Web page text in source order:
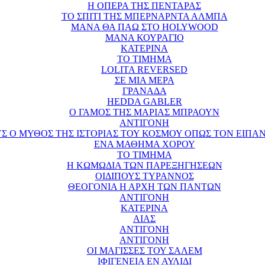
Η ΟΠΕΡΑ ΤΗΣ ΠΕΝΤΑΡΑΣ
ΤΟ ΣΠΙΤΙ ΤΗΣ ΜΠΕΡΝΑΡΝΤΑ ΑΛΜΠΑ
ΜΑΝΑ ΘΑ ΠΑΩ ΣΤΟ HOLYWOOD
ΜΑΝΑ ΚΟΥΡΑΓΙΟ
ΚΑΤΕΡΙΝΑ
ΤΟ ΤΙΜΗΜΑ
LOLITA REVERSED
ΣΕ ΜΙΑ ΜΕΡΑ
ΓΡΑΝΑΔΑ
HEDDA GABLER
Ο ΓΑΜΟΣ ΤΗΣ ΜΑΡΙΑΣ ΜΠΡΑΟΥΝ
ΑΝΤΙΓΟΝΗ
Ο ΜΥΘΟΣ ΤΗΣ ΙΣΤΟΡΙΑΣ ΤΟΥ ΚΟΣΜΟΥ ΟΠΩΣ ΤΟΝ
ΕΝΑ ΜΑΘΗΜΑ ΧΟΡΟΥ
ΤΟ ΤΙΜΗΜΑ
Η ΚΩΜΩΔΙΑ ΤΩΝ ΠΑΡΕΞΗΓΗΣΕΩΝ
ΟΙΔΙΠΟΥΣ ΤΥΡΑΝΝΟΣ
ΘΕΟΓΟΝΙΑ Η ΑΡΧΗ ΤΩΝ ΠΑΝΤΩΝ
ΑΝΤΙΓΟΝΗ
ΚΑΤΕΡΙΝΑ
ΑΙΑΣ
ΑΝΤΙΓΟΝΗ
ΑΝΤΙΓΟΝΗ
ΟΙ ΜΑΓΙΣΣΕΣ ΤΟΥ ΣΑΛΕΜ
ΙΦΙΓΕΝΕΙΑ ΕΝ ΑΥΛΙΔΙ